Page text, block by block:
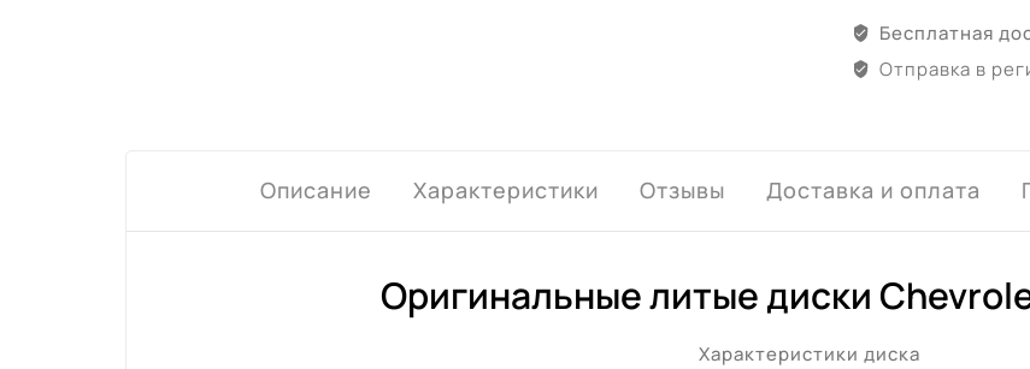
Бесплатная
Отправка в
Описание Характеристики Отзывы Доставка и оплата
Оригинальные литые диски
Характеристики диска